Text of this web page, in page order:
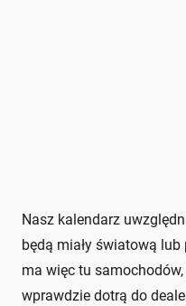
Nasz kalendarz
będą miały światową
ma więc tu
wprawdzie dotrą do